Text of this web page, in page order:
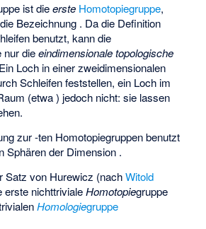
ist dieerste Homotopiegruppe,
Bezeichnung . Da die Definition
benutzt, kann die
nur dieeindimensionale topologische
Loch in einer zweidimensionalen
Schleifen feststellen, ein Loch im
(etwa) jedoch nicht: sie lassen
zur-ten Homotopiegruppenbenutzt
Sphären der Dimension .
Satz von Hurewicz (nachWitold
erste nichttrivialeHomotopiegruppe
Homologiegruppe